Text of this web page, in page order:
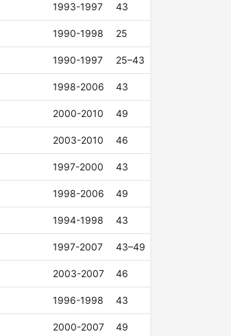
1993-1997 43
1990-1998 25
1990-1997 25–43
1998-2006 43
2000-2010 49
2003-2010 46
1997-2000 43
1998-2006 49
1994-1998 43
1997-2007 43–49
2003-2007 46
1996-1998 43
2000-2007 49